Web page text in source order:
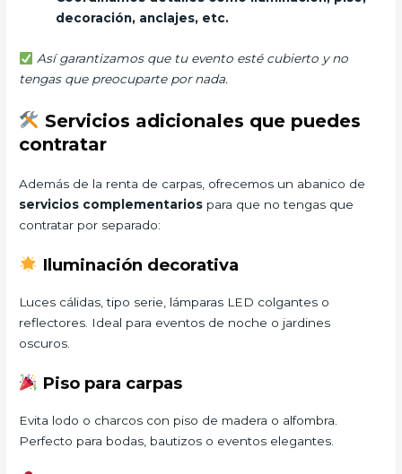
decoración, anclajes, etc.
Así garantizamos que tu evento esté cubierto y no
tengas que preocuparte por nada.
Servicios adicionales que puedes
contratar
Además de la renta de carpas, ofrecemos un abanico de
servicios complementarios para que no tengas que
contratar por separado:
Iluminación decorativa
Luces cálidas, tipo serie, lámparas LED colgantes o
reflectores. Ideal para eventos de noche o jardines
oscuros.
Piso para carpas
Evita lodo o charcos con piso de madera o alfombra.
Perfecto para bodas, bautizos o eventos elegantes.